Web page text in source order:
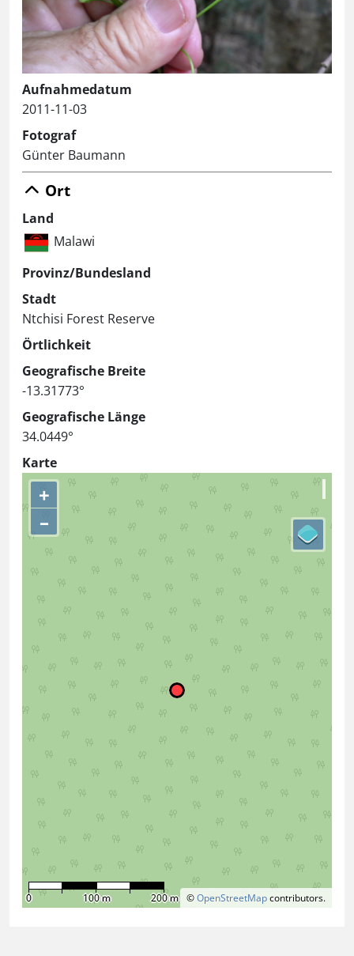
Aufnahmedatum
2011-11-03
Fotograf
Günter Baumann
Ort
Land
Malawi
Provinz/Bundesland
Stadt
Ntchisi Forest Reserve
Örtlichkeit
Geografische Breite
-13.31773°
Geografische Länge
34.0449°
Karte
+
–
©OpenStreetMapcontributors.
0 100 m 200 m